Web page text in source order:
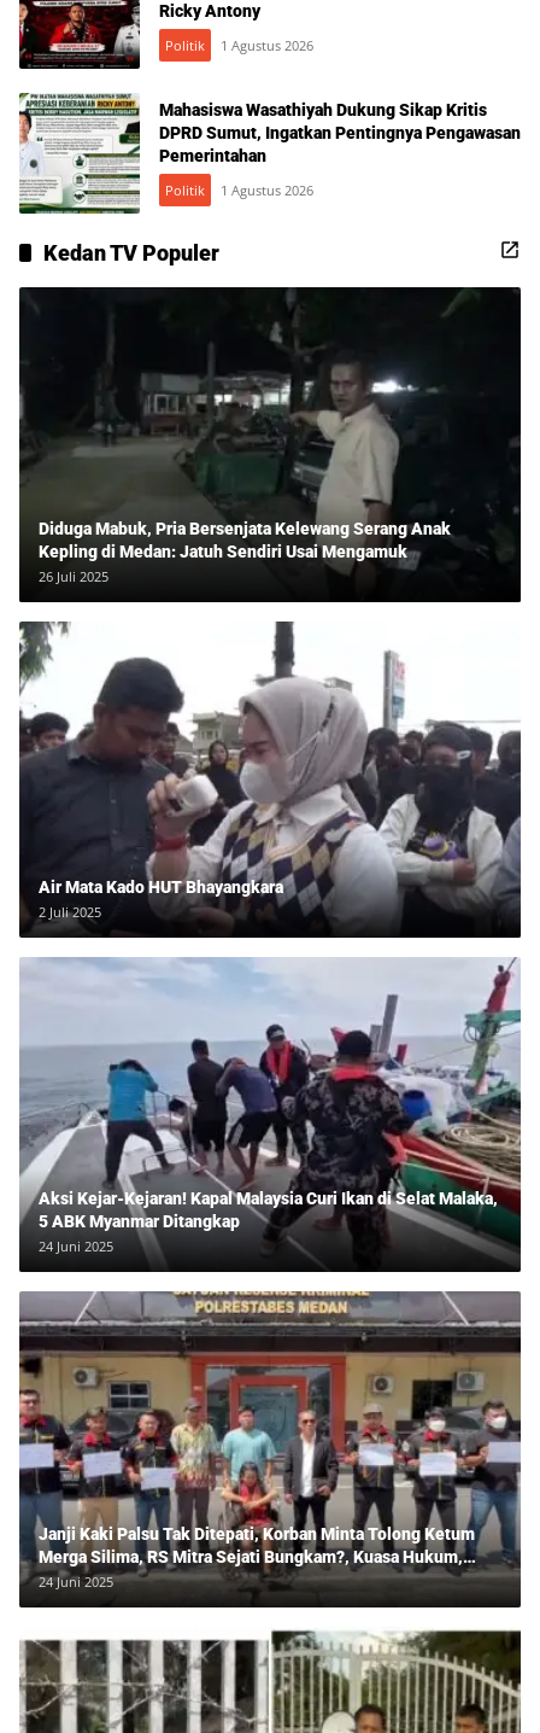
Ricky Antony
Politik 1 Agustus 2026
Mahasiswa Wasathiyah Dukung Sikap Kritis
DPRD Sumut, Ingatkan Pentingnya Pengawasan
Pemerintahan
Politik 1 Agustus 2026
Kedan TV Populer
Diduga Mabuk, Pria Bersenjata Kelewang Serang Anak
Kepling di Medan: Jatuh Sendiri Usai Mengamuk
26 Juli 2025
Air Mata Kado HUT Bhayangkara
2 Juli 2025
Aksi Kejar-Kejaran! Kapal Malaysia Curi Ikan di Selat Malaka,
5 ABK Myanmar Ditangkap
24 Juni 2025
Janji Kaki Palsu Tak Ditepati, Korban Minta Tolong Ketum
Merga Silima, RS Mitra Sejati Bungkam?, Kuasa Hukum,
Hans Silalahi Dampingi Julita Cari Keadilan
24 Juni 2025